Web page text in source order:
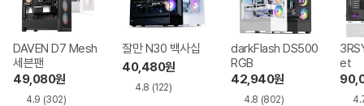
DAVEN D7 Mesh
세븐팬
49,080원
4.9 (302)
잘만 N30 백사십
40,480원
4.8 (122)
darkFlash DS500
RGB
42,940원
4.8 (802)
et